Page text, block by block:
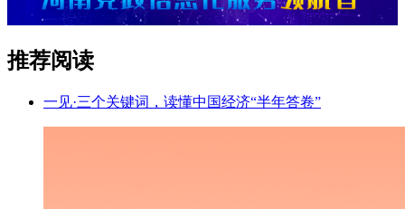
推荐阅读
一见·三个关键词，读懂中国经济“半年答卷”